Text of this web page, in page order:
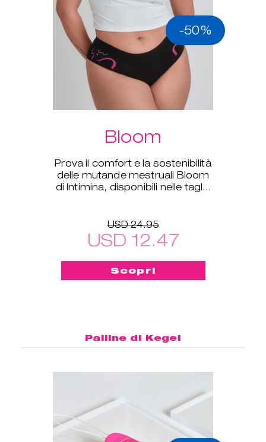
-50%
Bloom
Prova il comfort e la sostenibilità
delle mutande mestruali Bloom
di Intimina, disponibili nelle taglie
USD 24.95
USD 12.47
Scopri
Palline di Kegel